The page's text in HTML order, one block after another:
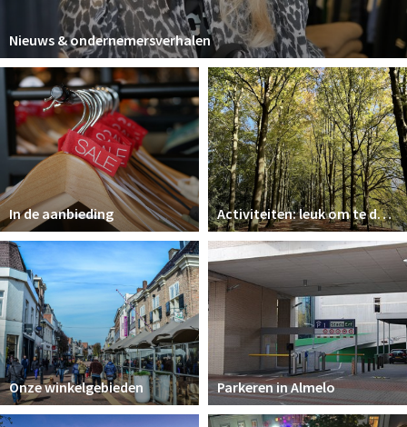
Nieuws & ondernemersverhalen
In de aanbieding Activiteiten: leuk om te doen in almelo
Onze winkelgebieden Parkeren in Almelo